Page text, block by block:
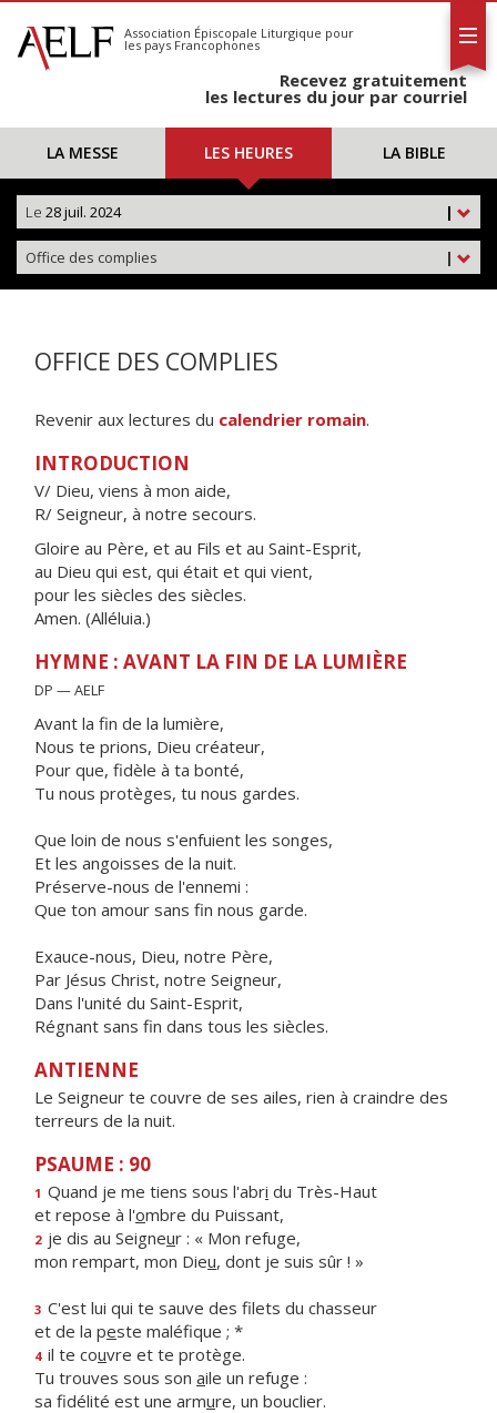
S'abonner
Calendrier
Association Épiscopale Liturgique pour
les pays Francophones
Recevez gratuitement
les lectures du jour par courriel
LA MESSE LES HEURES LA BIBLE
|
Le 28 juil. 2024
|
Office des complies
OFFICE DES COMPLIES
Revenir aux lectures du calendrier romain.
INTRODUCTION
V/ Dieu, viens à mon aide,
R/ Seigneur, à notre secours.
Gloire au Père, et au Fils et au Saint-Esprit,
au Dieu qui est, qui était et qui vient,
pour les siècles des siècles.
Amen. (Alléluia.)
HYMNE : AVANT LA FIN DE LA LUMIÈRE
DP — AELF
Avant la fin de la lumière,
Nous te prions, Dieu créateur,
Pour que, fidèle à ta bonté,
Tu nous protèges, tu nous gardes.
Que loin de nous s'enfuient les songes,
Et les angoisses de la nuit.
Préserve-nous de l'ennemi :
Que ton amour sans fin nous garde.
Exauce-nous, Dieu, notre Père,
Par Jésus Christ, notre Seigneur,
Dans l'unité du Saint-Esprit,
Régnant sans fin dans tous les siècles.
ANTIENNE
Le Seigneur te couvre de ses ailes, rien à craindre des
terreurs de la nuit.
PSAUME : 90
1 Quand je me tiens sous l'abri du Très-Haut
et repose à l'ombre du Puissant,
2 je dis au Seigneur : « Mon refuge,
mon rempart, mon Dieu, dont je suis sûr ! »
3 C'est lui qui te sauve des filets du chasseur
et de la peste maléfique ; *
4 il te couvre et te protège.
Tu trouves sous son aile un refuge :
sa fidélité est une armure, un bouclier.